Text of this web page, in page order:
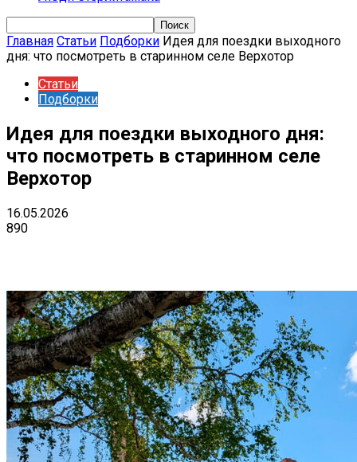
Главная Статьи Подборки Идея для поездки выходного
дня: что посмотреть в старинном селе Верхотор
Статьи
Подборки
Идея для поездки выходного дня:
что посмотреть в старинном селе
Верхотор
16.05.2026
890